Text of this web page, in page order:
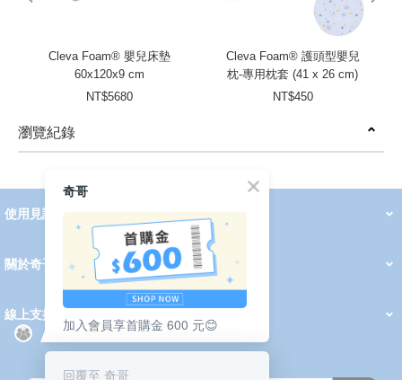
Cleva Foam® 嬰兒床墊
60x120x9 cm
NT$5680
Cleva Foam® 護頭型嬰兒
枕-專用枕套 (41 x 26 cm)
NT$450
瀏覽紀錄
prev
next
使用見證 線上DM
2026 PADDINGTON 春夏服飾
2026 Peter Rabbit 春夏服飾
2026 CHIC BASICS春夏服飾
2026 Chic“a”Bon 派對禮服系列
2026 Chic“a”Bon 春夏服飾
媽咪購物指南
關於奇哥
奇哥的故事
育兒資訊站
會員中心
會員權益說明
我的帳戶
訂單查詢
紅利點數
修改會員資料
活動報名
線上支援
購買說明
常見問題
隱私權聲明
保固卡登錄
保固查詢
奇哥
加入會員享首購金 600 元😊
回覆至 奇哥